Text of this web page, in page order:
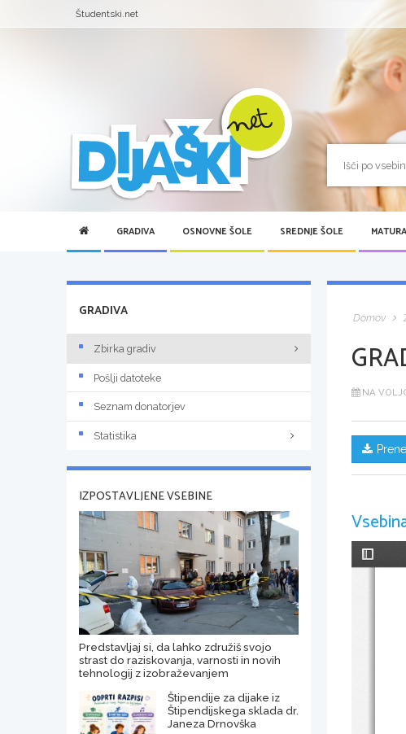
Študentski.net
GRADIVA OSNOVNE ŠOLE SREDNJE ŠOLE MATURA
Domov
NA
Preklopi
GRADIVA
Zbirka gradiv
Pošlji datoteke
Seznam donatorjev
Statistika
IZPOSTAVLJENE VSEBINE
Predstavljaj si, da lahko združiš svojo
strast do raziskovanja, varnosti in novih
tehnologij z izobraževanjem
Štipendije za dijake iz
Štipendijskega sklada dr.
Janeza Drnovška